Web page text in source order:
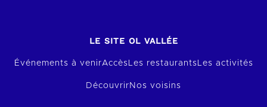
LE SITE OL VALLÉE
Événements à venirAccèsLes restaurantsLes activités
Découvrir Nos voisins